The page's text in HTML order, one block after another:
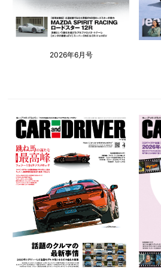
2026年6月号